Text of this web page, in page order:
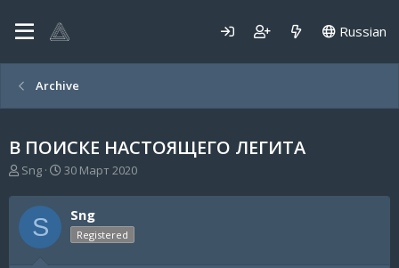
Russian
Archive
В ПОИСКЕ НАСТОЯЩЕГО ЛЕГИТА
А
т
о
р
Sng
Д
т
30 Март 2020
S Sng
Registered